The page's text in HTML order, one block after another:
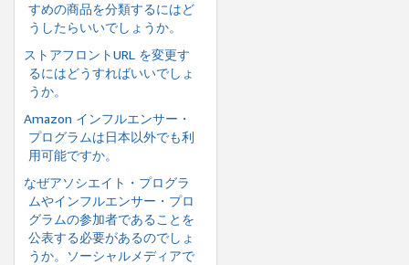
すめの商品を分類するにはど
うしたらいいでしょうか。
ストアフロントURL を変更す
るにはどうすればいいでしょ
うか。
Amazon インフルエンサー・
プログラムは日本以外でも利
用可能ですか。
なぜアソシエイト・プログラ
ムやインフルエンサー・プロ
グラムの参加者であることを
公表する必要があるのでしょ
うか。ソーシャルメディアで